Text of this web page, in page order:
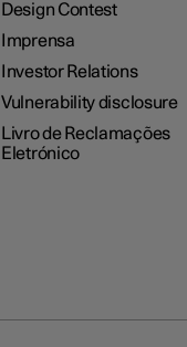
Design Contest
Imprensa
Investor Relations
Vulnerability disclosure
Livro de Reclamações
Eletrónico